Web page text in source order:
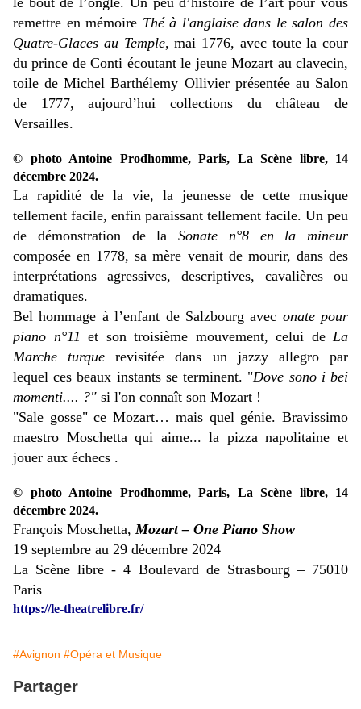
remettre en mémoire Thé à l'anglaise dans le salon des
Quatre-Glaces au Temple, mai 1776, avec toute la cour
du prince de Conti écoutant le jeune Mozart au clavecin,
toile de Michel Barthélemy Ollivier présentée au Salon
de 1777, aujourd’hui collections du château de
Versailles.
© photo Antoine Prodhomme, Paris, La Scène libre, 14
décembre 2024.
La rapidité de la vie, la jeunesse de cette musique
tellement facile, enfin paraissant tellement facile. Un peu
de démonstration de la Sonate n°8 en la mineur
composée en 1778, sa mère venait de mourir, dans des
interprétations agressives, descriptives, cavalières ou
dramatiques.
Bel hommage à l’enfant de Salzbourg avec onate pour
piano n°11 et son troisième mouvement, celui de La
Marche turque revisitée dans un jazzy allegro par
lequel ces beaux instants se terminent. "Dove sono i bei
momenti.... ?" si l'on connaît son Mozart !
"Sale gosse" ce Mozart… mais quel génie. Bravissimo
maestro Moschetta qui aime... la pizza napolitaine et
jouer aux échecs .
© photo Antoine Prodhomme, Paris, La Scène libre, 14
décembre 2024.
François Moschetta,Mozart – One Piano Show
19 septembre au 29 décembre 2024
La Scène libre - 4 Boulevard de Strasbourg – 75010
Paris
https://le-theatrelibre.fr/
#Avignon #Opéra et Musique
Partager